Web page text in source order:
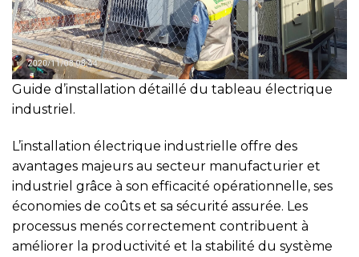
Guide d’installation détaillé du tableau électrique
industriel.
L’installation électrique industrielle offre des
avantages majeurs au secteur manufacturier et
industriel grâce à son efficacité opérationnelle, ses
économies de coûts et sa sécurité assurée. Les
processus menés correctement contribuent à
améliorer la productivité et la stabilité du système